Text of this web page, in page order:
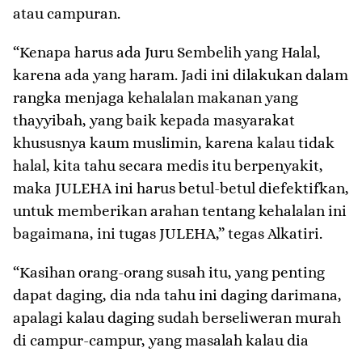
atau campuran.
“Kenapa harus ada Juru Sembelih yang Halal,
karena ada yang haram. Jadi ini dilakukan dalam
rangka menjaga kehalalan makanan yang
thayyibah, yang baik kepada masyarakat
khususnya kaum muslimin, karena kalau tidak
halal, kita tahu secara medis itu berpenyakit,
maka JULEHA ini harus betul-betul diefektifkan,
untuk memberikan arahan tentang kehalalan ini
bagaimana, ini tugas JULEHA,” tegas Alkatiri.
“Kasihan orang-orang susah itu, yang penting
dapat daging, dia nda tahu ini daging darimana,
apalagi kalau daging sudah berseliweran murah
di campur-campur, yang masalah kalau dia